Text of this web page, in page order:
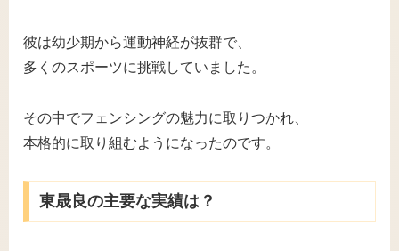
彼は幼少期から運動神経が抜群で、
多くのスポーツに挑戦していました。
その中でフェンシングの魅力に取りつかれ、
本格的に取り組むようになったのです。
東晟良の主要な実績は？